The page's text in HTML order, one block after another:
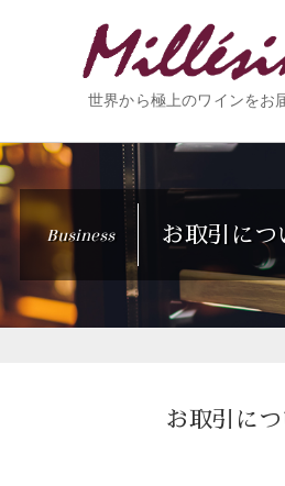
世界から極上のワインをお
Business お取引につ
お取引につ